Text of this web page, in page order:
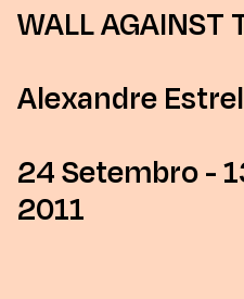
WALL AGAINST
Alexandre
24 Setembro -
2011